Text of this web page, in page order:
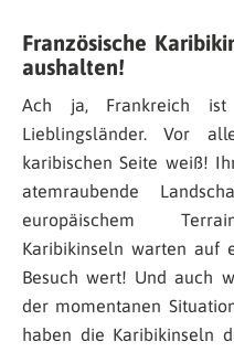
Französische
aushalten!
Ach ja, Frankreich
Lieblingsländer. Vor
karibischen Seite weiß!
atemraubende
europäischem
Karibikinseln warten auf
Besuch wert! Und auch
der momentanen
haben die Karibikinseln